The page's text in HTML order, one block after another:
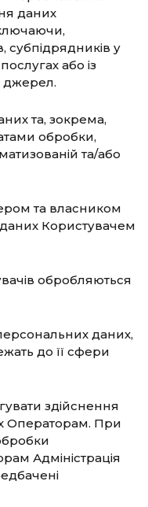
даних
субпідрядників у
або із
джерел.
та, зокрема,
обробки,
та/або
та власником
Користувачем
обробляються
даних,
до її сфери
здійснення
Операторам. При
Адміністрація